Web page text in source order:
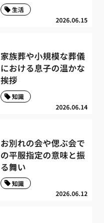
2026.06.15
生活
家族葬や小規模な葬儀
における息子の温かな
挨拶
2026.06.14
知識
お別れの会や偲ぶ会で
の平服指定の意味と振
る舞い
2026.06.12
知識